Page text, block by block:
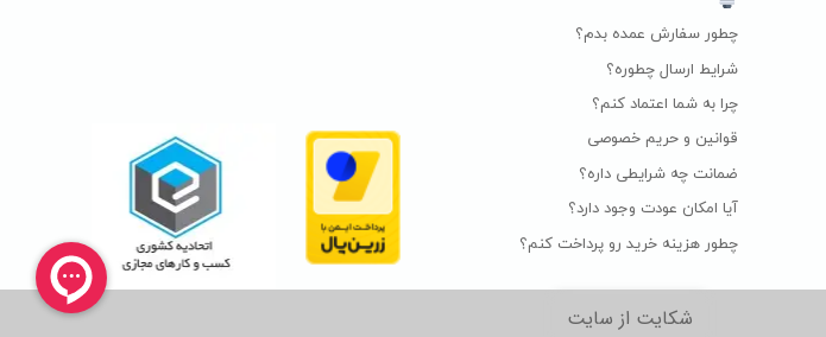
چطور سفارش عمده بدم؟
شرایط ارسال چطوره؟
چرا به شما اعتماد کنم؟
قوانین و حریم خصوصی
ضمانت چه شرایطی داره؟
آیا امکان عودت وجود دارد؟
چطور هزینه خرید رو پرداخت کنم؟
شکایت از سایت